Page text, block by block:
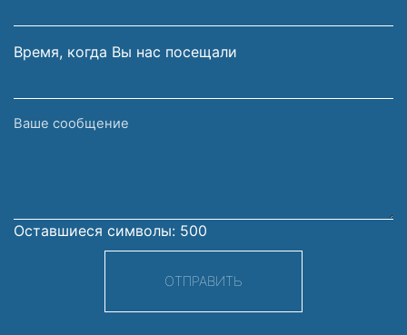
Время, когда Вы нас посещали
Ваше
Оставшиеся символы: 500
ОТПРАВИТЬ